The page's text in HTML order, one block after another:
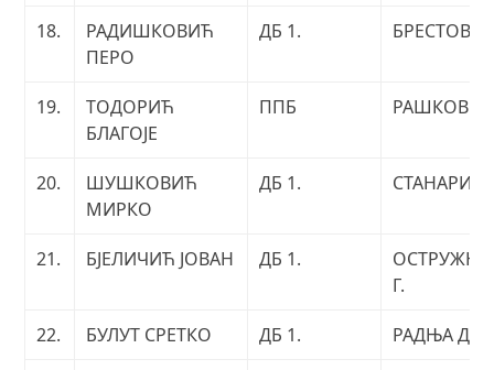
18.
РАДИШКОВИЋ
ПЕРО
ДБ 1. БРЕСТОВО
19.
ТОДОРИЋ
БЛАГОЈЕ
ППБ
20.
ШУШКОВИЋ
МИРКО
ДБ 1. СТАНАРИ
21. БЈЕЛИЧИЋ ЈОВАН ДБ 1.
ОСТРУЖЊА
Г.
22. БУЛУТ СРЕТКО ДБ 1. РАДЊА Д.